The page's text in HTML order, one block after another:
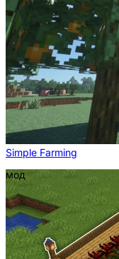
Simple Farming
мод